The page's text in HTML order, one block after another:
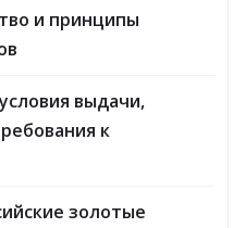
и принципы
выдачи,
к
золотые